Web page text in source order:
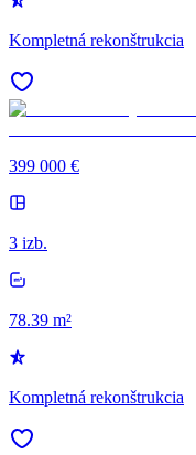
Kompletná rekonštrukcia
399 000 €
3 izb.
78.39 m²
Kompletná rekonštrukcia